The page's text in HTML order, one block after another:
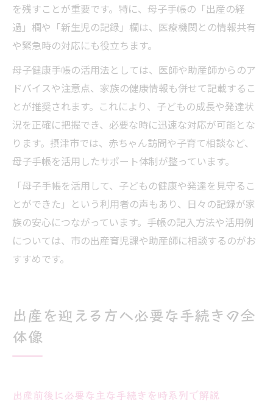
を残すことが重要です。特に、母子手帳の「出産の経
過」欄や「新生児の記録」欄は、医療機関との情報共有
や緊急時の対応にも役立ちます。
母子健康手帳の活用法としては、医師や助産師からのア
ドバイスや注意点、家族の健康情報も併せて記載するこ
とが推奨されます。これにより、子どもの成長や発達状
況を正確に把握でき、必要な時に迅速な対応が可能とな
ります。摂津市では、赤ちゃん訪問や子育て相談など、
母子手帳を活用したサポート体制が整っています。
「母子手帳を活用して、子どもの健康や発達を見守るこ
とができた」という利用者の声もあり、日々の記録が家
族の安心につながっています。手帳の記入方法や活用例
については、市の出産育児課や助産師に相談するのがお
すすめです。
出産を迎える方へ必要な手続きの全
体像
出産前後に必要な主な手続きを時系列で解説